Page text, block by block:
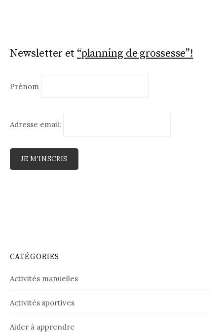
Newsletter et “planning de grossesse”!
Prénom
Adresse email:
CATÉGORIES
Activités manuelles
Activités sportives
Aider à apprendre